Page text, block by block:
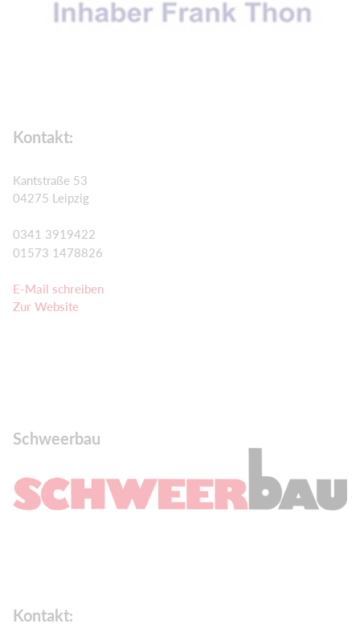
Kontakt:
Kantstraße 53
04275 Leipzig
0341 3919422
01573 1478826
E-Mail schreiben
Zur Website
Schweerbau
Kontakt: